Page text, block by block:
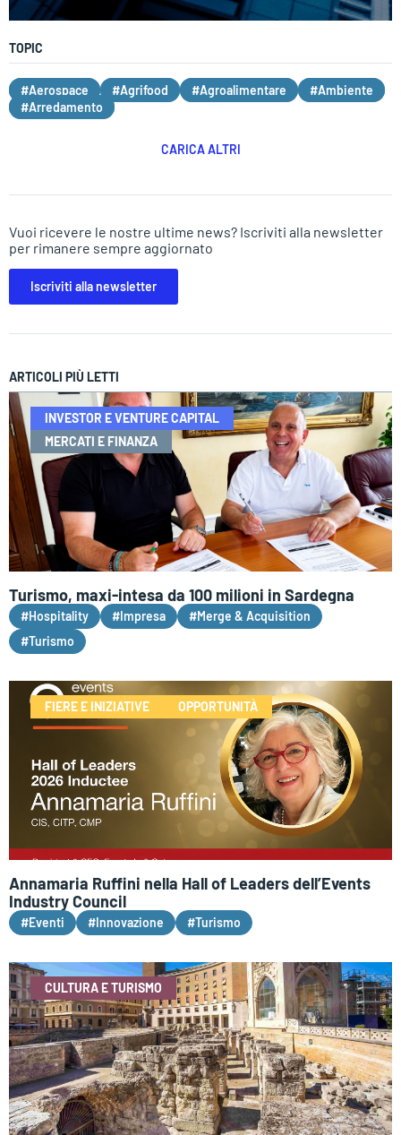
TOPIC
#Aerospace #Agrifood #Agroalimentare
#Ambiente
#Arredamento
CARICA ALTRI
Vuoi ricevere le nostre ultime news? Iscriviti alla newsletter
per rimanere sempre aggiornato
Iscriviti alla newsletter
ARTICOLI PIÙ LETTI
INVESTOR E VENTURE CAPITAL
MERCATI E FINANZA
Turismo, maxi-intesa da 100 milioni in Sardegna
#Hospitality #Impresa
#Merge & Acquisition
#Turismo
FIERE E INIZIATIVE OPPORTUNITÀ
Annamaria Ruffini nella Hall of Leaders dell’Events
Industry Council
#Eventi #Innovazione #Turismo
CULTURA E TURISMO